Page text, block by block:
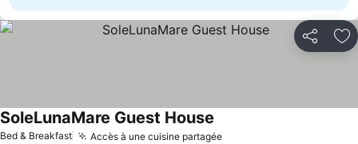
Partager
Bed & Breakfast Accès à une cuisine partagée
SoleLunaMare Guest House